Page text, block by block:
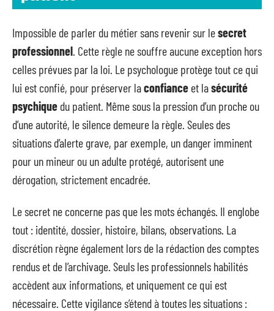
Impossible de parler du métier sans revenir sur lesecret
professionnel . Cette règle ne souffre aucune exception hors
celles prévues par la loi. Le psychologue protège tout ce qui
lui est confié, pour préserver laconfiance et lasécurité
psychique du patient. Même sous la pression d’un proche ou
d’une autorité, le silence demeure la règle. Seules des
situations d’alerte grave, par exemple, un danger imminent
pour un mineur ou un adulte protégé, autorisent une
dérogation, strictement encadrée.
Le secret ne concerne pas que les mots échangés. Il englobe
tout : identité, dossier, histoire, bilans, observations. La
discrétion règne également lors de la rédaction des comptes
rendus et de l’archivage. Seuls les professionnels habilités
accèdent aux informations, et uniquement ce qui est
nécessaire. Cette vigilance s’étend à toutes les situations :